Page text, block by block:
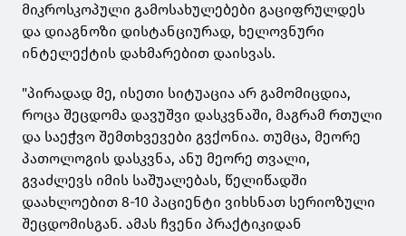
მიკროსკოპული გამოსახულებები გაციფრულდეს
და დიაგნოზი დისტანციურად, ხელოვნური
ინტელექტის დახმარებით დაისვას.
"პირადად მე, ისეთი სიტუაცია არ გამომიცდია,
როცა შეცდომა დავუშვი დასკვნაში, მაგრამ რთული
და საეჭვო შემთხვევები გვქონია. თუმცა, მეორე
პათოლოგის დასკვნა, ანუ მეორე თვალი,
გვაძლევს იმის საშუალებას, წელიწადში
დაახლოებით 8-10 პაციენტი ვიხსნათ სერიოზული
შეცდომისგან. ამას ჩვენი პრაქტიკიდან